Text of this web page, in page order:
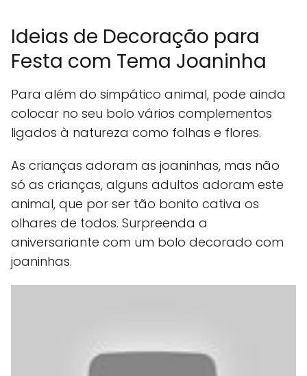
Ideias de Decoração para
Festa com Tema Joaninha
Para além do simpático animal, pode ainda
colocar no seu bolo vários complementos
ligados à natureza como folhas e flores.
As crianças adoram as joaninhas, mas não
só as crianças, alguns adultos adoram este
animal, que por ser tão bonito cativa os
olhares de todos. Surpreenda a
aniversariante com um bolo decorado com
joaninhas.